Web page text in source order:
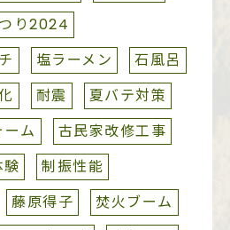
り2024
塩ラーメン
石風呂
耐震
夏バテ対策
ム
古民家改修工事
制振性能
藤原得子
焚火ブーム